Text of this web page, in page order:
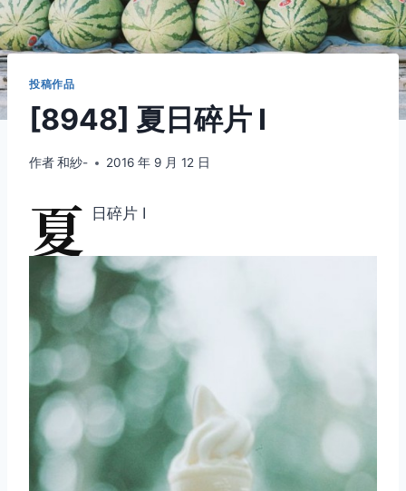
投稿作品
[8948] 夏日碎片 Ⅰ
作者和紗- 2016 年 9 月 12 日
夏 日碎片 Ⅰ